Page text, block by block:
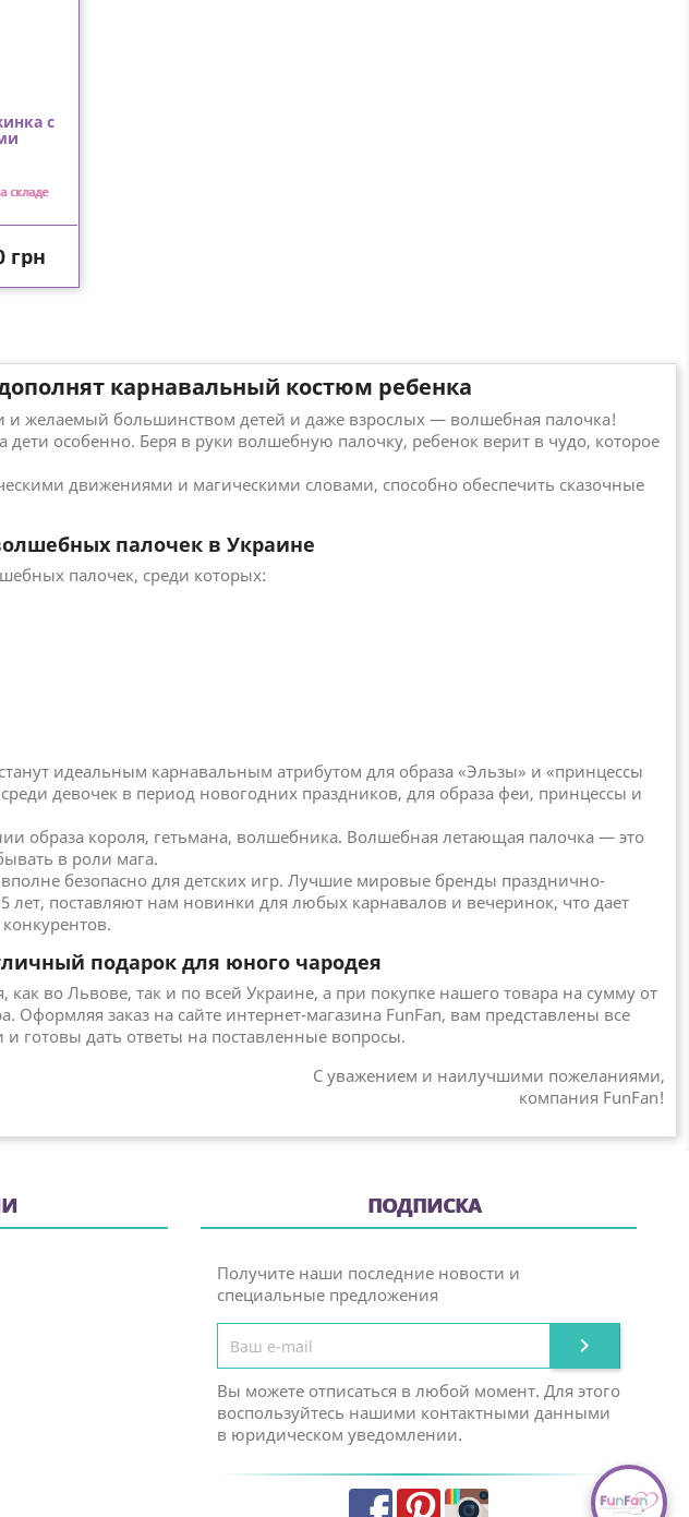
с
складе
грн
карнавальный костюм ребенка
желаемый большинством детей и даже взрослых — волшебная палочка!
особенно. Беря в руки волшебную палочку, ребенок верит в чудо, которое
движениями и магическими словами, способно обеспечить сказочные
палочек в Украине
палочек, среди которых:
идеальным карнавальным атрибутом для образа «Эльзы» и «принцессы
девочек в период новогодних праздников, для образа феи, принцессы и
образа короля, гетьмана, волшебника. Волшебная летающая палочка — это
в роли мага.
безопасно для детских игр. Лучшие мировые бренды празднично-
лет, поставляют нам новинки для любых карнавалов и вечеринок, что дает
подарок для юного чародея
во Львове, так и по всей Украине, а при покупке нашего товара на сумму от
заказ на сайте интернет-магазина FunFan, вам представлены все
готовы дать ответы на поставленные вопросы.
С уважением и наилучшими пожеланиями,
компания FunFan!
ПОДПИСКА
Получите наши последние новости и
специальные предложения

Вы можете отписаться в любой момент. Для этого
воспользуйтесь нашими контактными данными
в юридическом уведомлении.
FacebookPinterestInstagram